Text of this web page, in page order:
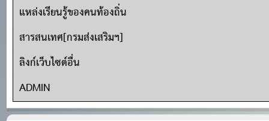
แหล่งเรียนรู้ของคนท้องถิ่น
สารสนเทศ[กรมส่งเสริมฯ]
ลิงก์เว็บไซต์อื่น
ADMIN